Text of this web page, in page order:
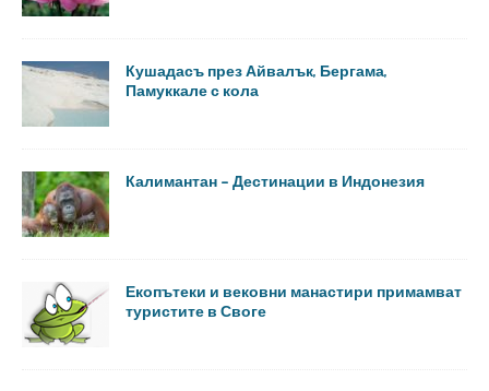
Кушадасъ през Айвалък, Бергама,
Памуккале с кола
Калимантан – Дестинации в Индонезия
Екопътеки и вековни манастири примамват
туристите в Своге